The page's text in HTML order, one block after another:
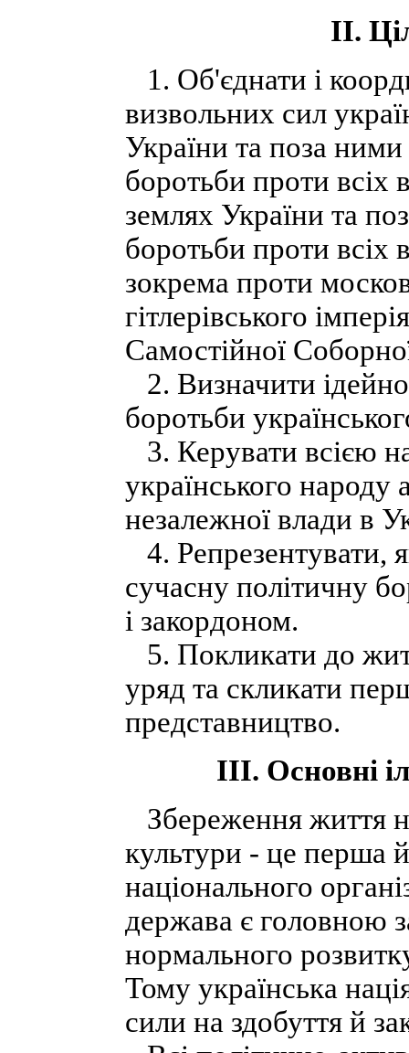
ІІ.
1. Об'єднати і
визвольних сил
України та поза
боротьби проти всіх
землях України та
боротьби проти всіх
зокрема проти
гітлерівського
Самостійної
2. Визначити
боротьби
3. Керувати всією
українського народу
незалежної влади в
4. Репрезентувати,
сучасну політичну
і закордоном.
5. Покликати до
уряд та скликати
представництво.
III. Основні
Збереження життя
культури - це перша
національного
держава є головною
нормального
Тому українська
сили на здобуття й